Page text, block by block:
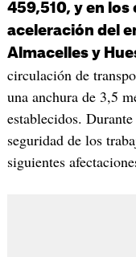
459,510, y en
aceleración del
Almacelles y
circulación de
una anchura de 3,5
establecidos.
seguridad de los
siguientes